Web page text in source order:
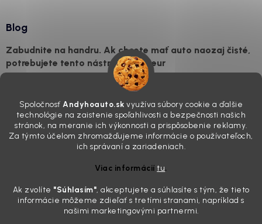
Spoločnosť Andyhoauto.sk využíva súbory cookie a ďalšie
technológie na zaistenie spoľahlivosti a bezpečnosti našich
stránok, na meranie ich výkonnosti a prispôsobenie reklamy.
Za týmto účelom zhromažďujeme informácie o používateľoch,
ich správaní a zariadeniach.
Viac informáciítu.
Ak zvolíte "Súhlasím", akceptujete a súhlasíte s tým, že tieto
informácie môžeme zdieľať s tretími stranami, napríklad s
našimi marketingovými partnermi.
Blog
Zabudnite na handru. Ak chcete mať auto naozaj čisté,
potrebujete tento nástroj za pár eur
„upratanom“ aute, no pri pohľade na palubnú dosku vás ide poraziť. V
mriežkach ventilácie, okolo tlačidiel a v švíkoch sedačiek na vás stále
drzo pozerá prach. Handra ani vysávač tam jednodu...
Detailing nemusí stáť výplatu: 5 kúskov autokozmetiky,
Sobotné ráno, káva v ruke a pred vami zaprášená kapota. Pre
niekoho nuda, pre nás najlepší relax. Lenže keď si v košíku spočítate
všetky tie fľaštičky, šampóny a utierky, výsledná suma vie poriadne